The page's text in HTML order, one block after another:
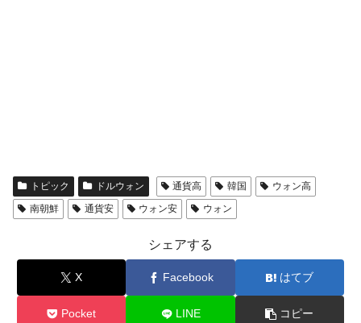
トピック ドルウォン 通貨高 韓国
ウォン高
南朝鮮
通貨安 ウォン安 ウォン
シェアする
X Facebook はてブ
Pocket LINE コピー